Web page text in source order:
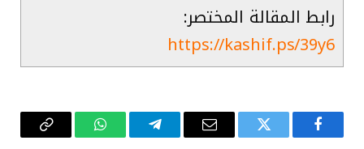
رابط المقالة المختصر:
https://kashif.ps/39y6
فيسبوك تويتر
البريد
تيلقرام واتساب Copy